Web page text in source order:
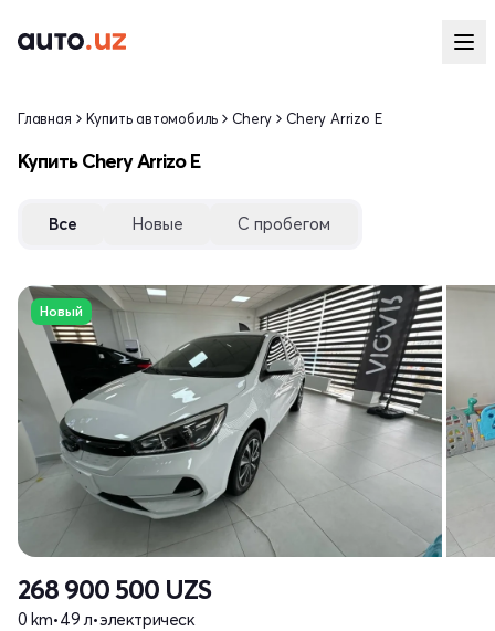
Главная Купить автомобиль Chery Chery Arrizo E
Купить Chery Arrizo E
Все Новые С пробегом
Новый
268 900 500 UZS
0 km•49 л•электрическ